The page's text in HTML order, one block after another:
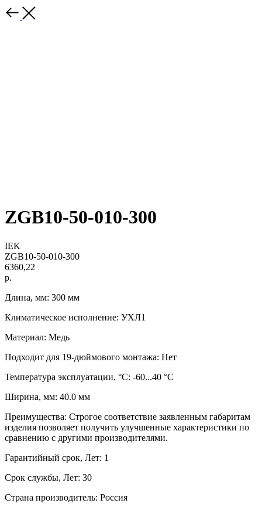
ZGB10-50-010-300
IEK
ZGB10-50-010-300
6360,22
р.
Длина, мм: 300 мм
Климатическое исполнение: УХЛ1
Материал: Медь
Подходит для 19-дюймового монтажа: Нет
Температура эксплуатации, °C: -60...40 °C
Ширина, мм: 40.0 мм
Преимущества: Строгое соответствие заявленным габаритам
изделия позволяет получить улучшенные характеристики по
сравнению с другими производителями.
Гарантийный срок, Лет: 1
Срок службы, Лет: 30
Страна производитель: Россия